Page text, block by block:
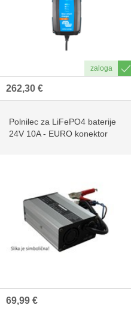
262,30 €
Polnilec za LiFePO4 baterije
24V 10A - EURO konektor
69,99 €